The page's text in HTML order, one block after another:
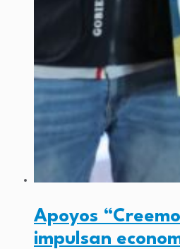
Apoyos
impulsan